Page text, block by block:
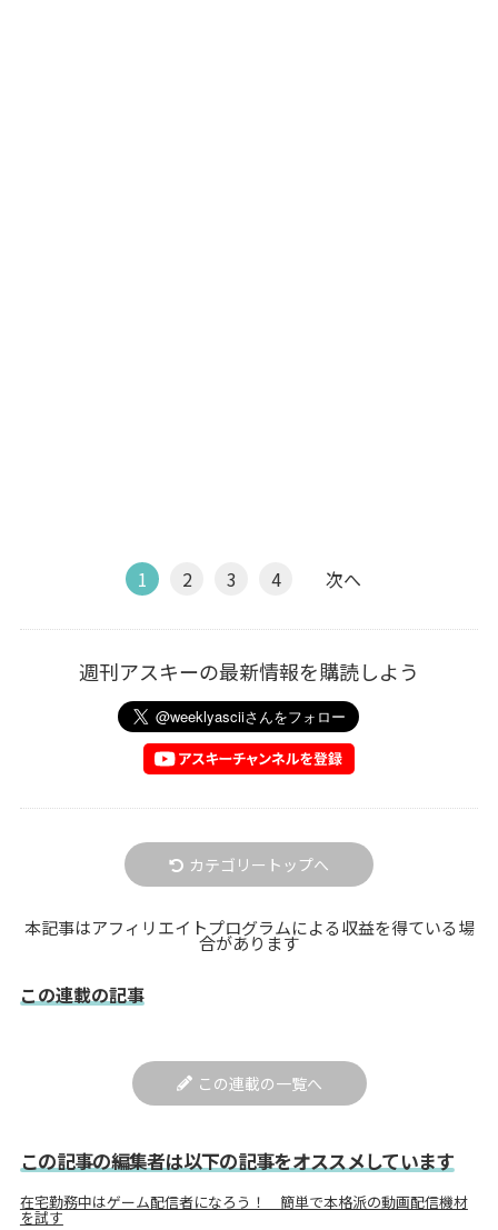
1 2 3 4 次へ
週刊アスキーの最新情報を購読しよう
カテゴリートップへ
本記事はアフィリエイトプログラムによる収益を得ている場
合があります
この連載の記事
この連載の一覧へ
この記事の編集者は以下の記事をオススメしています
在宅勤務中はゲーム配信者になろう！ 簡単で本格派の動画配信機材
を試す